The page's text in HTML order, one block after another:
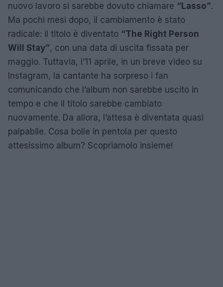
nuovo lavoro si sarebbe dovuto chiamare “Lasso”.
Ma pochi mesi dopo, il cambiamento è stato
radicale: il titolo è diventato “The Right Person
Will Stay”, con una data di uscita fissata per
maggio. Tuttavia, l’11 aprile, in un breve video su
Instagram, la cantante ha sorpreso i fan
comunicando che l’album non sarebbe uscito in
tempo e che il titolo sarebbe cambiato
nuovamente. Da allora, l’attesa è diventata quasi
palpabile. Cosa bolle in pentola per questo
attesissimo album? Scopriamolo insieme!